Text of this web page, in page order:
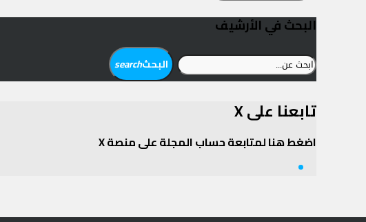
البحث في الأرشيف
ابحث
عن:
البحثsearch
تابعنا على X
اضغط هنا لمتابعة حساب المجلة على منصة X